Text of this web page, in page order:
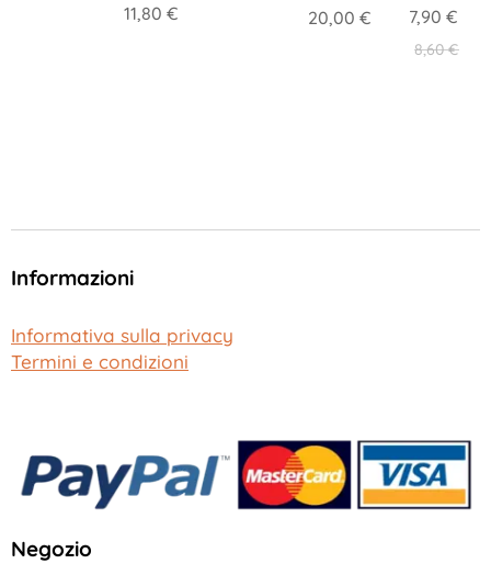
11,80 € 20,00 € 7,90 €
8,60€
Informazioni
Informativa sulla privacy
Termini e condizioni
Negozio